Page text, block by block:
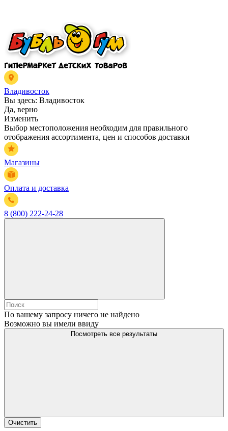
Владивосток
Вы здесь: Владивосток
Да, верно
Изменить
Выбор местоположения необходим для правильного
отображения ассортимента, цен и способов доставки
Магазины
Оплата и доставка
8 (800) 222-24-28
По вашему запросу ничего не найдено
Возможно вы имели ввиду
Посмотреть все результаты
Очистить